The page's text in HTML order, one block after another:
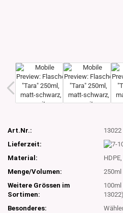
Art.Nr.:
13022
Lieferzeit:
Material:
Menge/Volumen:
250ml
Weitere Grössen im
Sortimen:
100ml
Besonderes: